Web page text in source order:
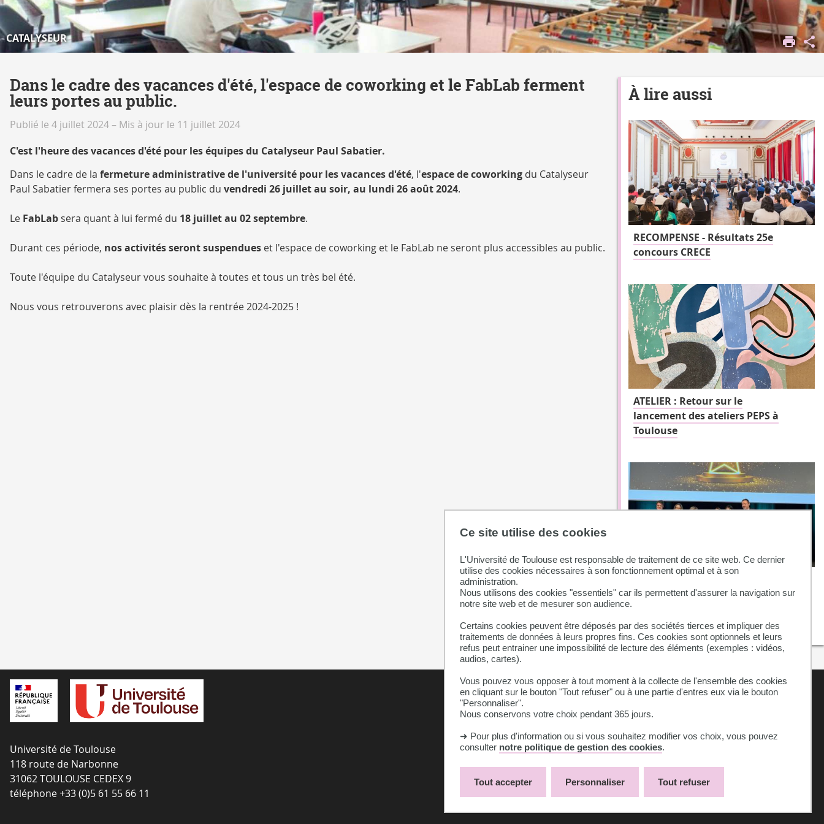
Ce site utilise des cookies
L'Université de Toulouse est responsable de traitement de ce site web. Ce dernier
utilise des cookies nécessaires à son fonctionnement optimal et à son
administration.
Nous utilisons des cookies "essentiels" car ils permettent d'assurer la navigation sur
notre site web et de mesurer son audience.
Certains cookies peuvent être déposés par des sociétés tierces et impliquer des
traitements de données à leurs propres fins. Ces cookies sont optionnels et leurs
refus peut entrainer une impossibilité de lecture des éléments (exemples : vidéos,
audios, cartes).
Vous pouvez vous opposer à tout moment à la collecte de l'ensemble des cookies
en cliquant sur le bouton "Tout refuser" ou à une partie d'entres eux via le bouton
"Personnaliser".
Nous conservons votre choix pendant 365 jours.
➜ Pour plus d'information ou si vous souhaitez modifier vos choix, vous pouvez
consulter notre politique de gestion des cookies.
Tout accepter Tout refuser
Personnaliser
CATALYSEUR
Dans le cadre des vacances d'été, l'espace de coworking et le FabLab ferment
leurs portes au public.
Publié le 4 juillet 2024– Mis à jour le 11 juillet 2024
C'est l'heure des vacances d'été pour les équipes du Catalyseur Paul Sabatier.
Dans le cadre de la fermeture administrative de l'université pour les vacances d'été, l'espace de coworking du Catalyseur
Paul Sabatier fermera ses portes au public du vendredi 26 juillet au soir, au lundi 26 août 2024.
Le FabLab sera quant à lui fermé du 18 juillet au 02 septembre.
Durant ces période, nos activités seront suspendues et l'espace de coworking et le FabLab ne seront plus accessibles au public.
Toute l'équipe du Catalyseur vous souhaite à toutes et tous un très bel été.
Nous vous retrouverons avec plaisir dès la rentrée 2024-2025 !
À lire aussi
RECOMPENSE - Résultats 25e
concours CRECE
ATELIER : Retour sur le
lancement des ateliers PEPS à
Toulouse
RECOMPENSE - Le projet « Escape
Bloc » récompensé aux Rising
Université de Toulouse
118 route de Narbonne
31062 TOULOUSE CEDEX 9
téléphone +33 (0)5 61 55 66 11
Mentions légales